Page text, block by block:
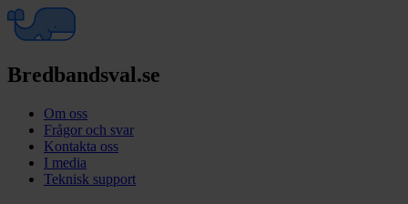
Bredbandsval.se
Om oss
Frågor och svar
Kontakta oss
I media
Teknisk support